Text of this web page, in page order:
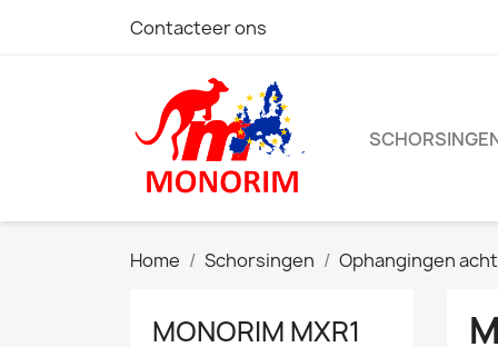
Contacteer ons
Home Schorsingen Ophangingen
MONORIM MXR1